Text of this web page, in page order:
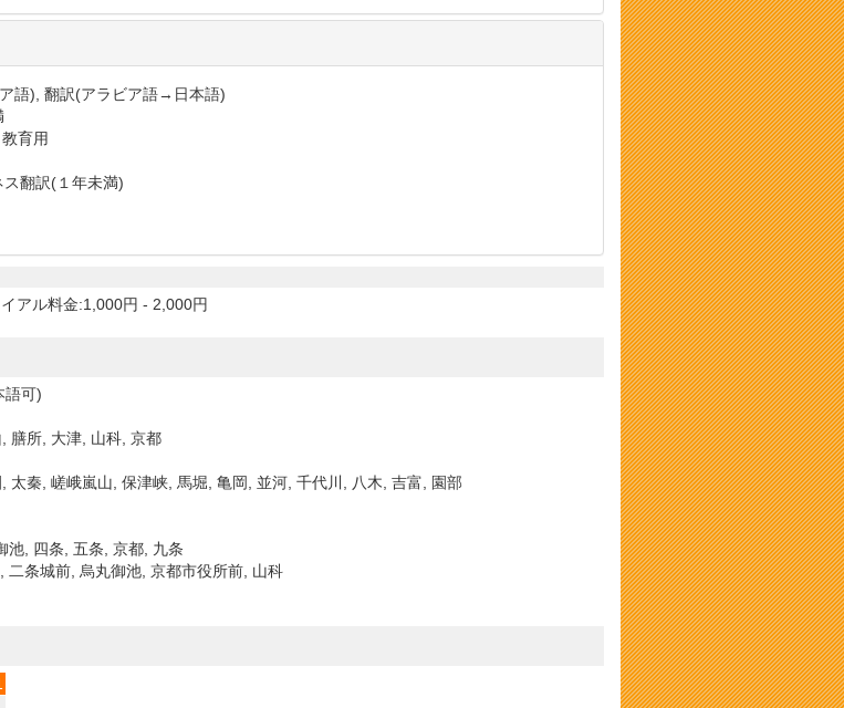
語), 翻訳(アラビア語→日本語)
育用
翻訳(１年未満)
イアル料金:1,000円 - 2,000円
語可)
膳所, 大津, 山科, 京都
太秦, 嵯峨嵐山, 保津峡, 馬堀, 亀岡, 並河, 千代川, 八木, 吉富, 園部
池, 四条, 五条, 京都, 九条
二条城前, 烏丸御池, 京都市役所前, 山科